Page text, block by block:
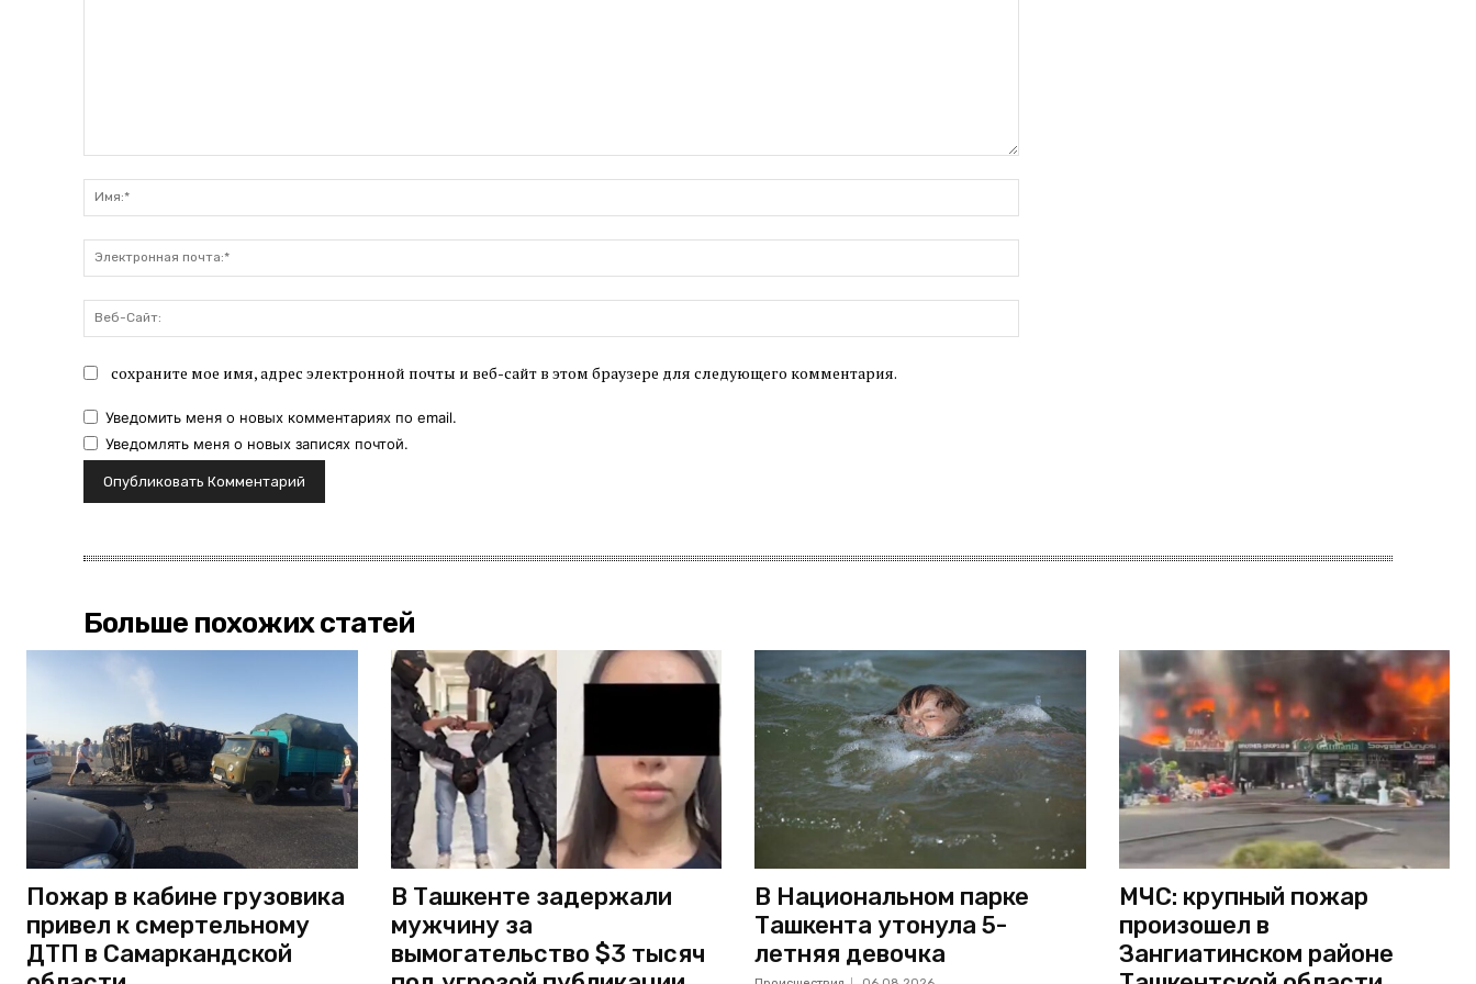
почта:*
Сайт:
сохраните мое имя, адрес электронной почты и веб-сайт в этом браузере для следующего комментария.
Уведомить меня о новых комментариях по email.
Уведомлять меня о новых записях почтой.
Больше похожих статей
Пожар в кабине грузовика
привел к смертельному
ДТП в Самаркандской
В Ташкенте задержали
мужчину за
вымогательство $3 тысяч
В Национальном парке
Ташкента утонула 5-
летняя девочка
МЧС: крупный пожар
произошел в
Зангиатинском районе